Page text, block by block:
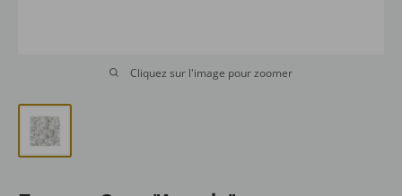
Cliquez sur l'image pour zoomer